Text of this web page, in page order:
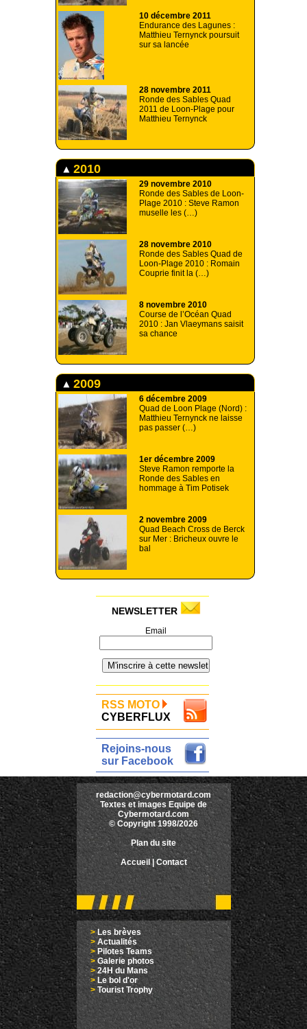
10 décembre 2011
Endurance des Lagunes :
Matthieu Ternynck poursuit
sur sa lancée
28 novembre 2011
Ronde des Sables Quad
2011 de Loon-Plage pour
Matthieu Ternynck
2010
29 novembre 2010
Ronde des Sables de Loon-
Plage 2010 : Steve Ramon
muselle les (…)
28 novembre 2010
Ronde des Sables Quad de
Loon-Plage 2010 : Romain
Couprie finit la (…)
8 novembre 2010
Course de l’Océan Quad
2010 : Jan Vlaeymans saisit
sa chance
2009
6 décembre 2009
Quad de Loon Plage (Nord) :
Matthieu Ternynck ne laisse
pas passer (…)
1er décembre 2009
Steve Ramon remporte la
Ronde des Sables en
hommage à Tim Potisek
2 novembre 2009
Quad Beach Cross de Berck
sur Mer : Bricheux ouvre le
bal
NEWSLETTER
Email
RSS MOTO
CYBERFLUX
Rejoins-nous
sur Facebook
redaction@cybermotard.com
Textes et images Equipe de
Cybermotard.com
© Copyright 1998/2026
Plan du site
Accueil |Contact
>Les brèves
> Actualités
> Pilotes Teams
>Galerie photos
>24H du Mans
>Le bol d'or
> Tourist Trophy